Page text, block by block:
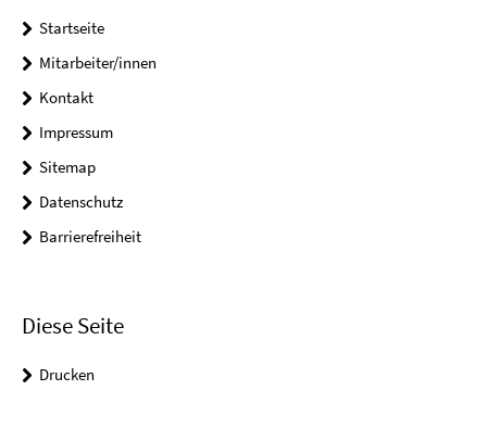
Startseite
Mitarbeiter/innen
Kontakt
Impressum
Sitemap
Datenschutz
Barrierefreiheit
Diese Seite
Drucken